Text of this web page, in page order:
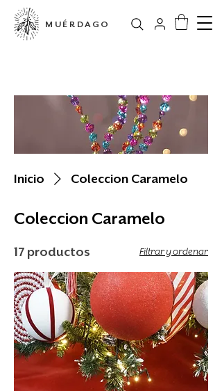
MUÉRDAGO
Inicio Coleccion Caramelo
Coleccion Caramelo
17 productos Filtrar y ordenar